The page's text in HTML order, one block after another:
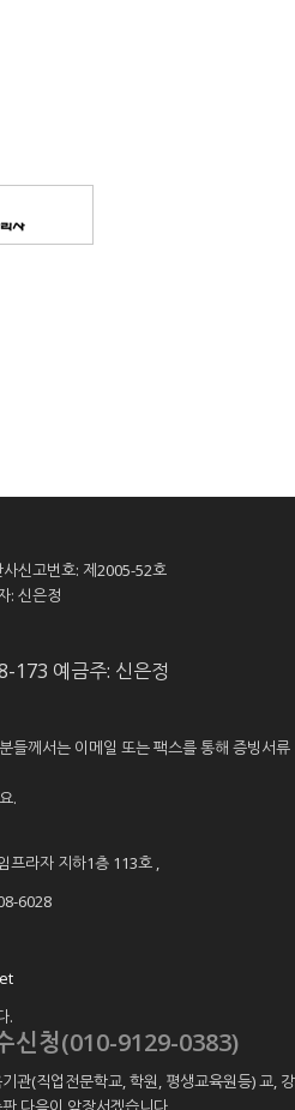
신고번호: 제2005-52호
: 신은정
173 예금주: 신은정
들께서는 이메일 또는 팩스를 통해 증빙서류
.
프라자 지하1층 113호 ,
6028
.
신청(010-9129-0383)
관(직업전문학교, 학원, 평생교육원등) 교, 강